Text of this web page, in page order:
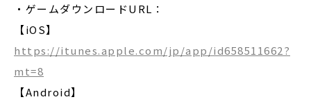
・ゲームダウンロードURL：
【iOS】
https://itunes.apple.com/jp/app/id658511662?
mt=8
【Android】